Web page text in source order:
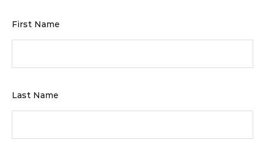
First Name
Last Name